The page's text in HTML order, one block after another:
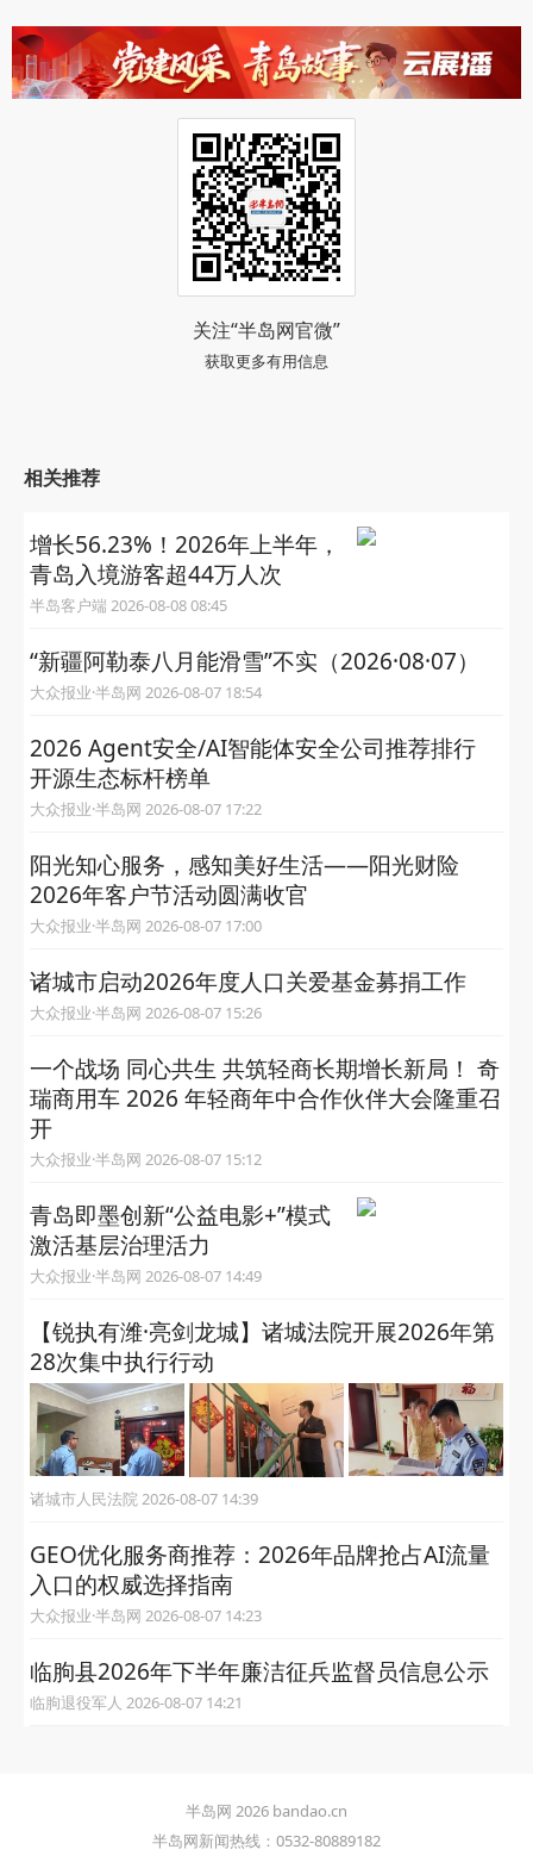
关注“半岛网官微”
获取更多有用信息
相关推荐
增长56.23%！2026年上半年，
青岛入境游客超44万人次
半岛客户端 2026-08-08 08:45
“新疆阿勒泰八月能滑雪”不实（2026·08·07）
大众报业·半岛网 2026-08-07 18:54
2026 Agent安全/AI智能体安全公司推荐排行
开源生态标杆榜单
大众报业·半岛网 2026-08-07 17:22
阳光知心服务，感知美好生活——阳光财险
2026年客户节活动圆满收官
大众报业·半岛网 2026-08-07 17:00
诸城市启动2026年度人口关爱基金募捐工作
大众报业·半岛网 2026-08-07 15:26
一个战场 同心共生 共筑轻商长期增长新局！ 奇
瑞商用车 2026 年轻商年中合作伙伴大会隆重召
开
大众报业·半岛网 2026-08-07 15:12
青岛即墨创新“公益电影+”模式
激活基层治理活力
大众报业·半岛网 2026-08-07 14:49
【锐执有潍·亮剑龙城】诸城法院开展2026年第
28次集中执行行动
诸城市人民法院 2026-08-07 14:39
GEO优化服务商推荐：2026年品牌抢占AI流量
入口的权威选择指南
大众报业·半岛网 2026-08-07 14:23
临朐县2026年下半年廉洁征兵监督员信息公示
临朐退役军人 2026-08-07 14:21
半岛网 2026 bandao.cn
半岛网新闻热线：0532-80889182